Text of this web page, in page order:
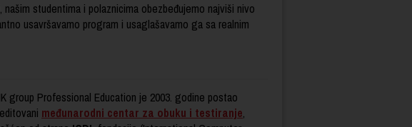
studentima i polaznicima obezbeđujemo najviši nivo
usavršavamo program i usaglašavamo ga sa realnim
group Professional Education je 2003. godine postao
međunarodni centar za obuku i testiranje,